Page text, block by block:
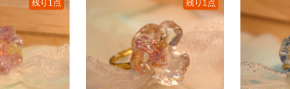
残り1点 残り1点